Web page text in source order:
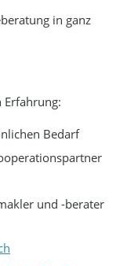
in ganz
Erfahrung:
Bedarf
und -berater